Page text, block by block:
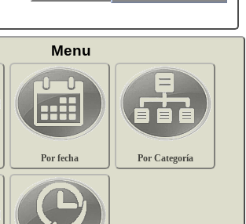
Menu
Por fecha Por Categoría